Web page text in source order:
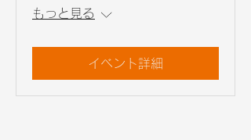
もっと見る
イベント詳細